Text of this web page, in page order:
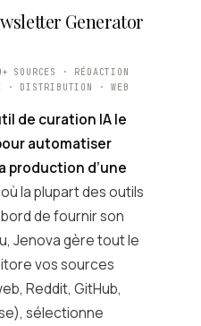
Generator
SOURCES · RÉDACTION
· DISTRIBUTION · WEB
de curation IA le
automatiser
production d’une
où la plupart des outils
de fournir son
Jenova gère tout le
vos sources
Reddit, GitHub,
sélectionne